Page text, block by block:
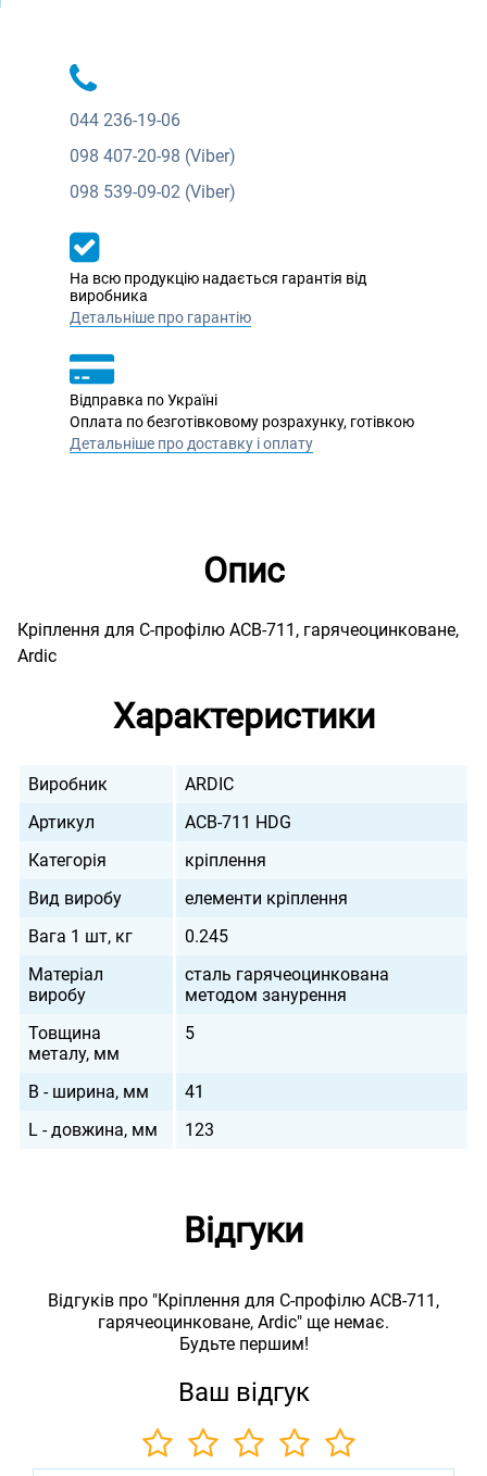
044 236-19-06
098 407-20-98 (Viber)
098 539-09-02 (Viber)
На всю продукцію надається гарантія від
виробника
Детальніше про гарантію
Відправка по Україні
Оплата по безготівковому розрахунку, готівкою
Детальніше про доставку і оплату
Опис
Кріплення для С-профілю ACB-711, гарячеоцинковане,
Ardic
Характеристики
Виробник
ARDIC
Артикул
ACB-711 HDG
Категорія
кріплення
Вид виробу
елементи кріплення
Вага 1 шт, кг
0.245
Матеріал
виробу
сталь гарячеоцинкована
методом занурення
Товщина
металу, мм
5
B - ширина, мм
41
L - довжина, мм
123
Відгуки
Відгуків про "Кріплення для С-профілю ACB-711,
гарячеоцинковане, Ardic" ще немає.
Будьте першим!
Ваш відгук